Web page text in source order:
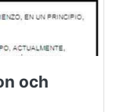
och